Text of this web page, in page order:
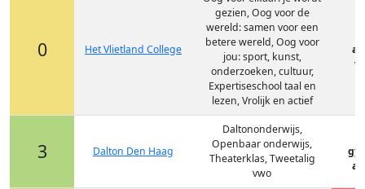
0 Het Vlietland College
gezien, Oog voor de
wereld: samen voor een
betere wereld, Oog voor
jou: sport, kunst,
onderzoeken, cultuur,
Expertiseschool taal en
lezen, Vrolijk en actief
3 Dalton Den Haag
Daltononderwijs,
Openbaar onderwijs,
Theaterklas, Tweetalig
vwo